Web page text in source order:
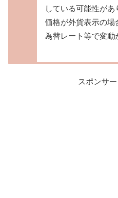
している可能性があ
価格が外貨表示の場
為替レート等で変動
スポンサ